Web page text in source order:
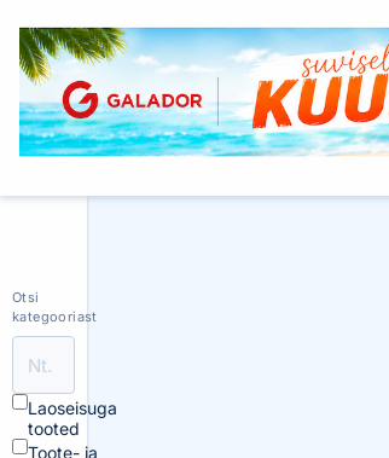
Otsi
kategooriast
Laoseisuga
tooted
Toote- ja